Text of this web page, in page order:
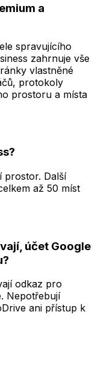
a
spravujícího
zahrnuje vše
vlastněné
protokoly
prostoru a místa
prostor. Další
až 50 míst
účet Google
odkaz pro
Nepotřebují
ani přístup k